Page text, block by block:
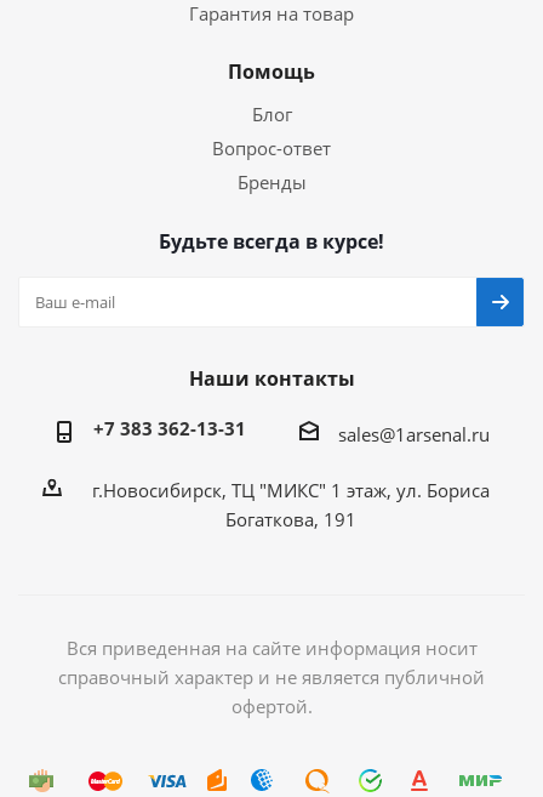
Гарантия на товар
Помощь
Блог
Вопрос-ответ
Бренды
Будьте всегда в курсе!
Наши контакты
+7 383 362-13-31 sales@1arsenal.ru
г.Новосибирск, ТЦ "МИКС" 1 этаж, ул. Бориса
Богаткова, 191
Вся приведенная на сайте информация носит
справочный характер и не является публичной
офертой.